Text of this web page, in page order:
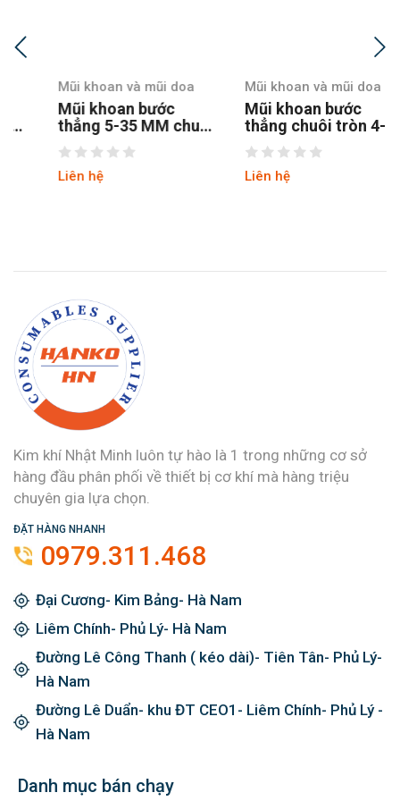
Mũi khoan và mũi doa
Mũi khoan bước
thẳng 5-35 MM chuôi
Liên hệ
Mũi khoan và mũi doa
Mũi khoan bước
thẳng chuôi tròn 4-12
hss4241 tin
Liên hệ
Kim khí Nhật Minh luôn tự hào là 1 trong những cơ sở
hàng đầu phân phối về thiết bị cơ khí mà hàng triệu
chuyên gia lựa chọn.
ĐẶT HÀNG NHANH
0979.311.468
Đại Cương- Kim Bảng- Hà Nam
Liêm Chính- Phủ Lý- Hà Nam
Đường Lê Công Thanh ( kéo dài)- Tiên Tân- Phủ Lý-
Hà Nam
Đường Lê Duẩn- khu ĐT CEO1- Liêm Chính- Phủ Lý -
Hà Nam
Danh mục bán chạy